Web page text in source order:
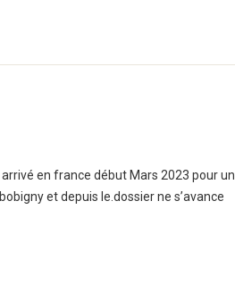
en france début Mars 2023 pour un
et depuis le.dossier ne s’avance